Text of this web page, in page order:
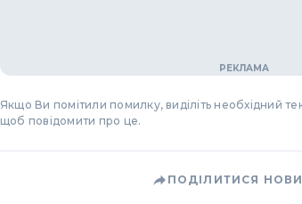
Якщо Ви помітили помилку, виділіть необхідний
щоб повідомити про це.
ПОДІЛИТИСЯ